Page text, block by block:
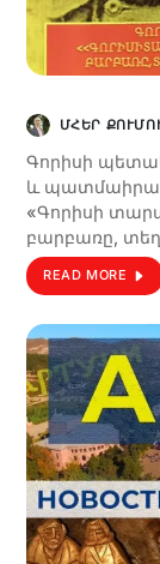
ՄՀԵՐ
Գորիսի
և
«Գորիսի
բարբառը,
READ MORE